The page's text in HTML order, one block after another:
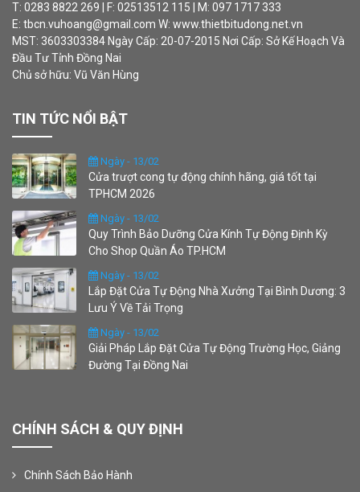
T: 0283 8822 269 | F: 02513512 115 | M: 097 1717 333
E: tbcn.vuhoang@gmail.com W: www.thietbitudong.net.vn
MST: 3603303384 Ngày Cấp: 20-07-2015 Nơi Cấp: Sở Kế Hoạch Và
Đầu Tư Tỉnh Đồng Nai
Chủ sở hữu: Vũ Văn Hùng
TIN TỨC NỔI BẬT
Ngày - 13/02
Cửa trượt cong tự động chính hãng, giá tốt tại
TPHCM 2026
Ngày - 13/02
Quy Trình Bảo Dưỡng Cửa Kính Tự Động Định Kỳ
Cho Shop Quần Áo TP.HCM
Ngày - 13/02
Lắp Đặt Cửa Tự Động Nhà Xưởng Tại Bình Dương: 3
Lưu Ý Về Tải Trọng
Ngày - 13/02
Giải Pháp Lắp Đặt Cửa Tự Động Trường Học, Giảng
Đường Tại Đồng Nai
CHÍNH SÁCH & QUY ĐỊNH
Chính Sách Bảo Hành